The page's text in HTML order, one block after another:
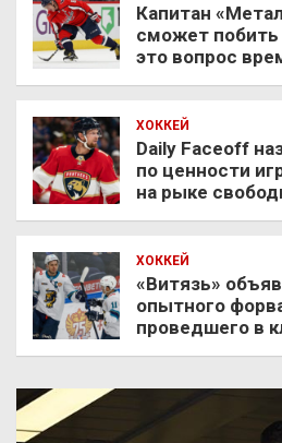
Капитан
сможет побить
это вопрос
ХОККЕЙ
Daily Faceoff
по ценности
на рыке
ХОККЕЙ
«Витязь»
опытного
проведшего в